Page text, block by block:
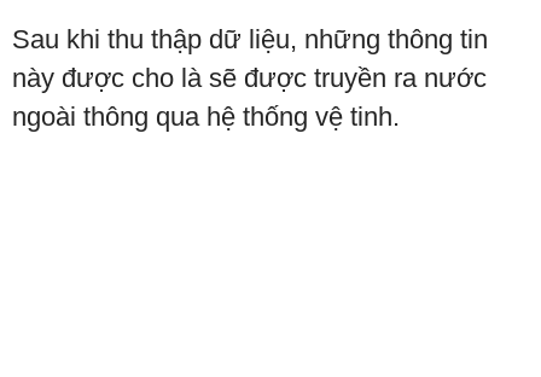
Sau khi thu thập dữ liệu, những thông tin
này được cho là sẽ được truyền ra nước
ngoài thông qua hệ thống vệ tinh.